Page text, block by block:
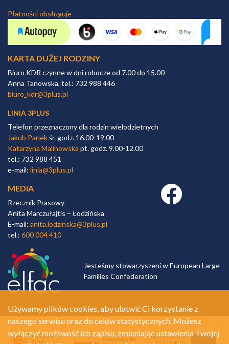
Płatności obsługuje
KARTA DUŻEJ RODZINY
Biuro KDR czynne w dni robocze od 7.00 do 15.00
Anna Tanowska, tel.: 732 988 446
biuro_kdr@3plus.pl
LINIA 3PLUS
Telefon przeznaczony dla rodzin wielodzietnych
Jakub Panekśr. godz. 16.00-19.00
Katarzyna Malinowska pt. godz. 9.00-12.00
tel.: 732 988 451
e-mail: linia@3plus.pl
MEDIA
Rzecznik Prasowy
Anita Marczułajtis – Łodzińska
E-mail: anita.lodzinska@3plus.pl
tel.: 600 004 410
Facebook link
Jesteśmy stowarzyszeni w European Large
Families Confederation
Używamy plików cookies, aby ułatwić Ci korzystanie z
naszego serwisu oraz do celów statystycznych. Możesz
wyłączyć możliwość ich zapisu, zmieniając ustawienia Twojej